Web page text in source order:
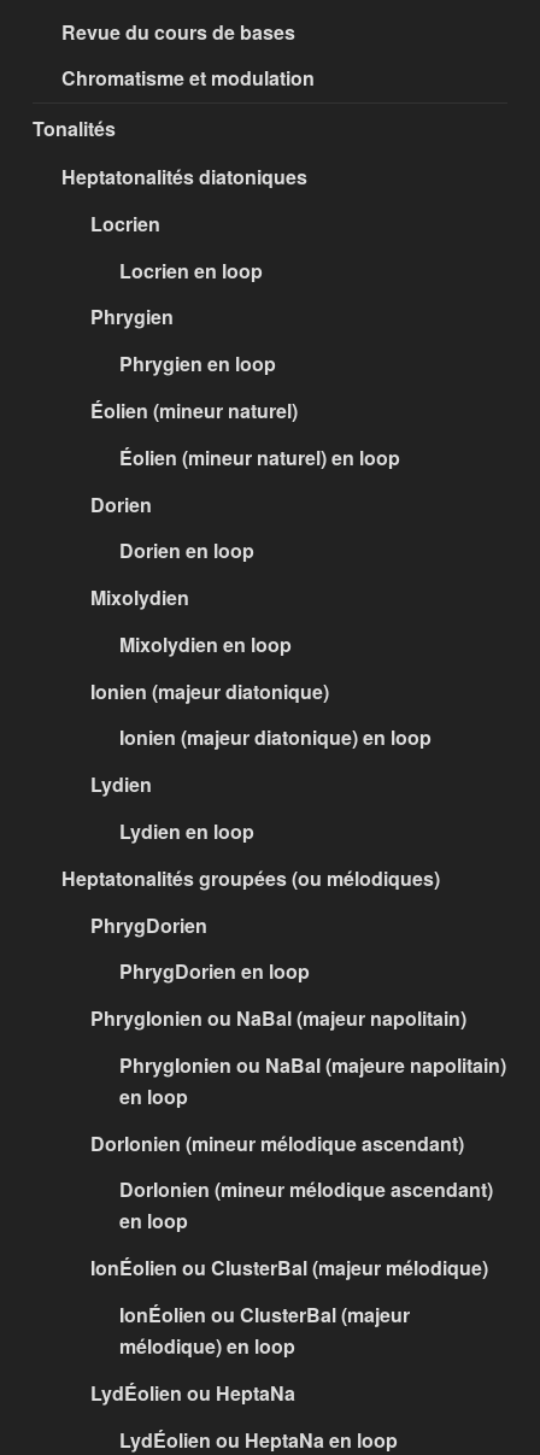
Revue du cours de bases
Chromatisme et modulation
Tonalités
Heptatonalités diatoniques
Locrien
Locrien en loop
Phrygien
Phrygien en loop
Éolien (mineur naturel)
Éolien (mineur naturel) en loop
Dorien
Dorien en loop
Mixolydien
Mixolydien en loop
Ionien (majeur diatonique)
Ionien (majeur diatonique) en loop
Lydien
Lydien en loop
Heptatonalités groupées (ou mélodiques)
PhrygDorien
PhrygDorien en loop
PhrygIonien ou NaBal (majeur napolitain)
PhrygIonien ou NaBal (majeure napolitain)
en loop
DorIonien (mineur mélodique ascendant)
DorIonien (mineur mélodique ascendant)
en loop
IonÉolien ou ClusterBal (majeur mélodique)
IonÉolien ou ClusterBal (majeur
mélodique) en loop
LydÉolien ou HeptaNa
LydÉolien ou HeptaNa en loop